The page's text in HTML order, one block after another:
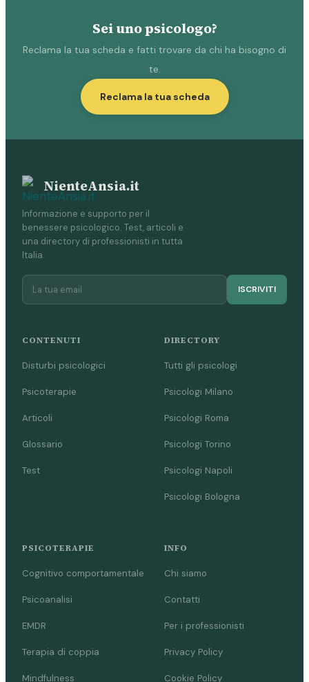
Sei uno psicologo?
Reclama la tua scheda e fatti trovare da chi ha bisogno di
te.
Reclama la tua scheda
NienteAnsia.it
Informazione e supporto per il
benessere psicologico. Test, articoli e
una directory di professionisti in tutta
Italia.
ISCRIVITI
CONTENUTI
Disturbi psicologici
Psicoterapie
Articoli
Glossario
Test
DIRECTORY
Tutti gli psicologi
Psicologi Milano
Psicologi Roma
Psicologi Torino
Psicologi Napoli
Psicologi Bologna
PSICOTERAPIE
Cognitivo comportamentale
Psicoanalisi
EMDR
Terapia di coppia
Mindfulness
INFO
Chi siamo
Contatti
Per i professionisti
Privacy Policy
Cookie Policy